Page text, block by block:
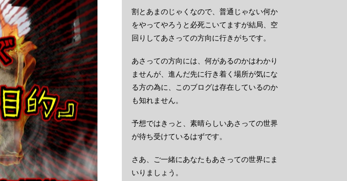
割とあまのじゃくなので、普通じゃない何か
をやってやろうと必死こいてますが結局、空
回りしてあさっての方向に行きがちです。
あさっての方向には、何があるのかはわかり
ませんが、進んだ先に行き着く場所が気にな
る方の為に、このブログは存在しているのか
も知れません。
予想ではきっと、素晴らしいあさっての世界
が待ち受けているはずです。
さあ、ご一緒にあなたもあさっての世界にま
いりましょう。